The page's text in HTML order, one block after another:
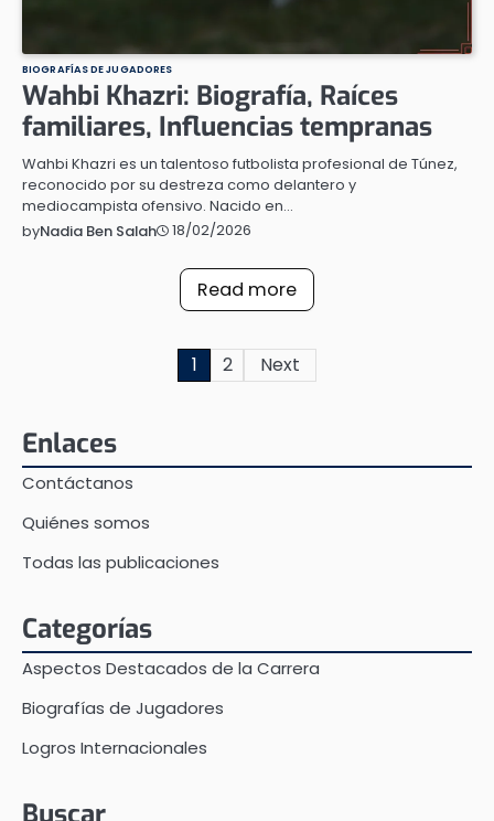
BIOGRAFÍAS DE JUGADORES
Wahbi Khazri: Biografía, Raíces
familiares, Influencias tempranas
Wahbi Khazri es un talentoso futbolista profesional de Túnez,
reconocido por su destreza como delantero y
mediocampista ofensivo. Nacido en…
byNadia Ben Salah 18/02/2026
Read more
1 2 Next
Enlaces
Contáctanos
Quiénes somos
Todas las publicaciones
Categorías
Aspectos Destacados de la Carrera
Biografías de Jugadores
Logros Internacionales
Buscar